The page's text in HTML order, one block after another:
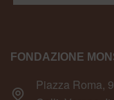
FONDAZIONE
Piazza Roma,